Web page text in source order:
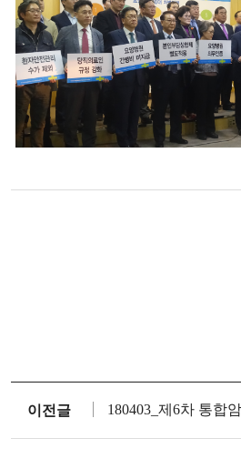
이전글 180403_제6차 통합